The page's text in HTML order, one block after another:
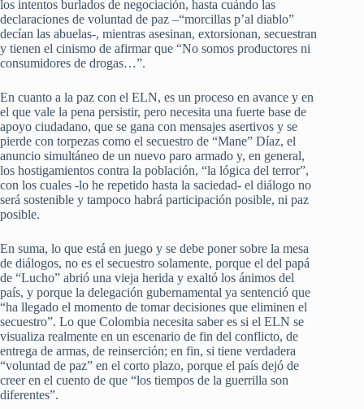
los intentos burlados de negociación, hasta cuándo las
declaraciones de voluntad de paz –“morcillas p’al diablo”
decían las abuelas-, mientras asesinan, extorsionan, secuestran
y tienen el cinismo de afirmar que “No somos productores ni
consumidores de drogas…”.
En cuanto a la paz con el ELN, es un proceso en avance y en
el que vale la pena persistir, pero necesita una fuerte base de
apoyo ciudadano, que se gana con mensajes asertivos y se
pierde con torpezas como el secuestro de “Mane” Díaz, el
anuncio simultáneo de un nuevo paro armado y, en general,
los hostigamientos contra la población, “la lógica del terror”,
con los cuales -lo he repetido hasta la saciedad- el diálogo no
será sostenible y tampoco habrá participación posible, ni paz
posible.
En suma, lo que está en juego y se debe poner sobre la mesa
de diálogos, no es el secuestro solamente, porque el del papá
de “Lucho” abrió una vieja herida y exaltó los ánimos del
país, y porque la delegación gubernamental ya sentenció que
“ha llegado el momento de tomar decisiones que eliminen el
secuestro”. Lo que Colombia necesita saber es si el ELN se
visualiza realmente en un escenario de fin del conflicto, de
entrega de armas, de reinserción; en fin, si tiene verdadera
“voluntad de paz” en el corto plazo, porque el país dejó de
creer en el cuento de que “los tiempos de la guerrilla son
diferentes”.